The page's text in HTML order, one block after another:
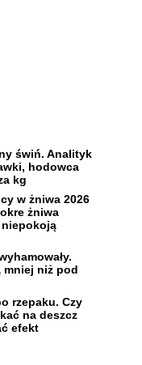
świń. Analityk
hodowca
kg
w żniwa 2026
żniwa
mniej niż pod
rzepaku. Czy
na deszcz
efekt